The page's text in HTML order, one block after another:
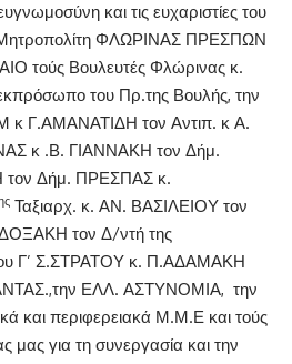
και τις ευχαριστίες του
Μητροπολίτη ΦΛΩΡΙΝΑΣ ΠΡΕΣΠΩΝ
τούς Βουλευτές Φλώρινας κ.
του Πρ.της Βουλής, την
Γ.ΑΜΑΝΑΤΙΔΗ τον Αντιπ. κ Α.
κ .Β. ΓΙΑΝΝΑΚΗ τον Δήμ.
Δήμ. ΠΡΕΣΠΑΣ κ.
Ταξιαρχ. κ. ΑΝ. ΒΑΣΙΛΕΙΟΥ τον
τον Δ/ντή της
Γ’ Σ.ΣΤΡΑΤΟΥ κ. Π.ΑΔΑΜΑΚΗ
ΕΛΛ. ΑΣΤΥΝΟΜΙΑ, την
και περιφερειακά Μ.Μ.Ε και τούς
μας για τη συνεργασία και την